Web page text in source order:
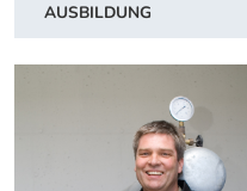
AUSBILDUNG